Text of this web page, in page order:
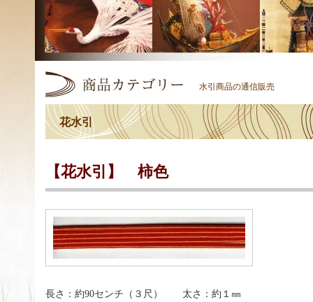
水引商品の通信販売
花水引
【花水引】 柿色
長さ：約90センチ（３尺） 太さ：約１㎜